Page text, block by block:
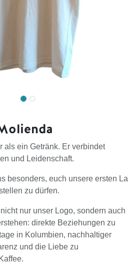
als ein Getränk. Er verbindet
und Leidenschaft.
besonders, euch unsere ersten La
zu dürfen.
nur unser Logo, sondern auch
direkte Beziehungen zu
in Kolumbien, nachhaltiger
und die Liebe zu